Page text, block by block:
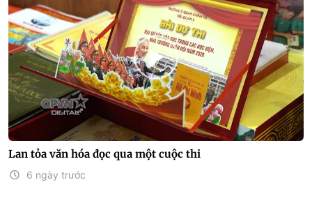
Lan tỏa văn hóa đọc qua một cuộc thi
6 ngày trước